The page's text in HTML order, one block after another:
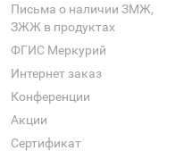
Письма о наличии ЗМЖ,
ЗЖЖ в продуктах
ФГИС Меркурий
Интернет заказ
Конференции
Акции
Сертификат